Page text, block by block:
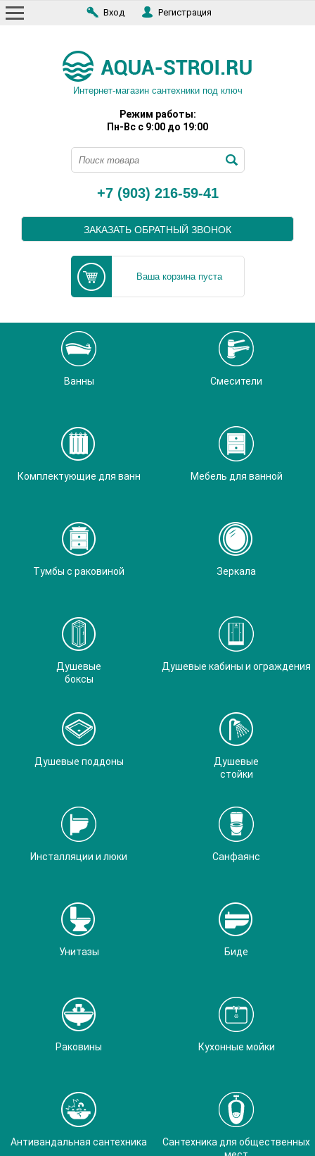
Вход Регистрация
Интернет-магазин сантехники под ключ
Режим работы:
Пн-Вс с 9:00 до 19:00
+7 (903) 216-59-41
ЗАКАЗАТЬ ОБРАТНЫЙ ЗВОНОК
Ваша корзина пуста
Ванны Смесители
Комплектующие для ванн Мебель для ванной
Тумбы с раковиной Зеркала
Душевые
боксы
Душевые кабины и ограждения
Душевые поддоны
Душевые
стойки
Инсталляции и люки Санфаянс
Унитазы Биде
Раковины Кухонные мойки
Антивандальная сантехника
Сантехника для общественных